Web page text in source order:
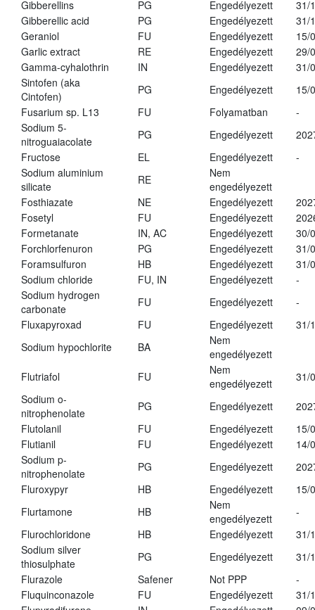
Gibberellins
PG Engedélyezett
31/
Gibberellic acid
PG Engedélyezett
31/
Geraniol
FU Engedélyezett
15/
Garlic extract
RE Engedélyezett
29/
Gamma-cyhalothrin
IN Engedélyezett
31/
Sintofen (aka
Cintofen)
PG Engedélyezett
15/
Fusarium sp. L13
FU Folyamatban
-
Sodium 5-
nitroguaiacolate
PG Engedélyezett
Fructose
EL Engedélyezett
-
Sodium aluminium
silicate
RE
Nem
engedélyezett
Fosthiazate
NE Engedélyezett
Fosetyl
FU Engedélyezett
Formetanate
IN, AC Engedélyezett
30/
Forchlorfenuron
PG Engedélyezett
31/
Foramsulfuron
HB Engedélyezett
31/
Sodium chloride
FU, IN Engedélyezett
-
Sodium hydrogen
carbonate
FU Engedélyezett
-
Fluxapyroxad
FU Engedélyezett
31/
Sodium hypochlorite
BA
Nem
engedélyezett
Flutriafol
FU
Nem
engedélyezett
31/
Sodium o-
nitrophenolate
PG Engedélyezett
Flutolanil
FU Engedélyezett
15/
Flutianil
FU Engedélyezett
14/
Sodium p-
nitrophenolate
PG Engedélyezett
Fluroxypyr
HB Engedélyezett
15/
Flurtamone
HB
Nem
engedélyezett
-
Flurochloridone
HB Engedélyezett
31/
Sodium silver
thiosulphate
PG Engedélyezett
31/
Flurazole
Safener Not PPP
-
Fluquinconazole
FU Engedélyezett
31/